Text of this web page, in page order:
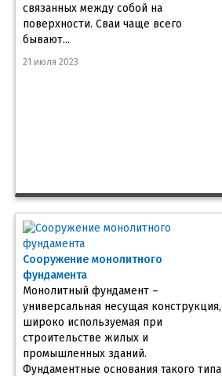
связанных между собой на
поверхности. Сваи чаще всего
бывают...
21 июля 2023
Сооружение монолитного
фундамента
Монолитный фундамент –
универсальная несущая конструкция,
широко используемая при
строительстве жилых и
промышленных зданий.
Фундаментные основания такого типа